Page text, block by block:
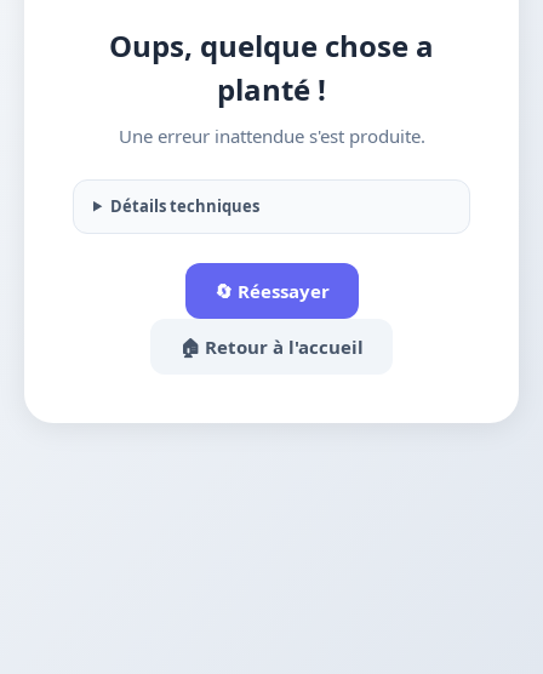
Oups, quelque chose a
planté !
Une erreur inattendue s'est produite.
Détails techniques
🔄 Réessayer
🏠 Retour à l'accueil